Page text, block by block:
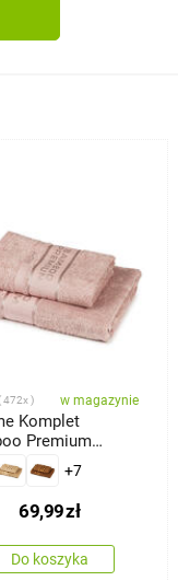
472x w magazynie
Komplet
Premium
różowy, 70 x
50 x 100 cm
+7
69,99zł
Do koszyka